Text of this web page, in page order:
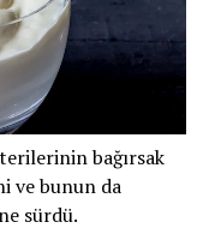
bağırsak
ve bunun da
sürdü.